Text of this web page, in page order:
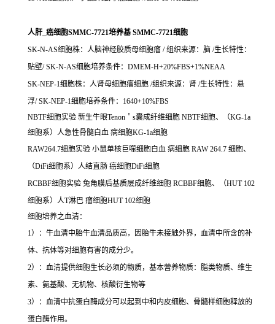
人肝_癌细胞SMMC-7721培养基 SMMC-7721细胞
SK-N-AS细胞株：人脑神经胶质母细胞瘤 / 组织来源：脑 /生长特性：
贴壁/ SK-N-AS细胞培养条件：DMEM-H+20%FBS+1%NEAA
SK-NEP-1细胞株：人肾母细胞瘤细胞 /组织来源：肾 /生长特性：悬
浮/ SK-NEP-1细胞培养条件：1640+10%FBS
NBTF细胞实验 新生牛眼Tenon＇s囊成纤维细胞 NBTF细胞、（KG-1a
细胞系）人急性骨髓白血 病细胞KG-1a细胞
RAW264.7细胞实验 小鼠单核巨噬细胞白血 病细胞 RAW 264.7 细胞、
（DiFi细胞系）人结直肠 癌细胞DiFi细胞
RCBBF细胞实验 兔角膜后基质层成纤维细胞 RCBBF细胞、（HUT 102
细胞系）人T淋巴 瘤细胞HUT 102细胞
细胞培养之血清：
1）：牛血清中胎牛血清品质高，因胎牛未接触外界，血清中所含的补
体、抗体等对细胞有害的成分少。
2）：血清提供细胞生长必须的物质，基本营养物质：脂类物质、维生
素、氨基酸、无机物、核酸衍生物等
3）：血清中抗蛋白酶成分可以起到中和内皮细胞、骨髓样细胞释放的
蛋白酶作用。